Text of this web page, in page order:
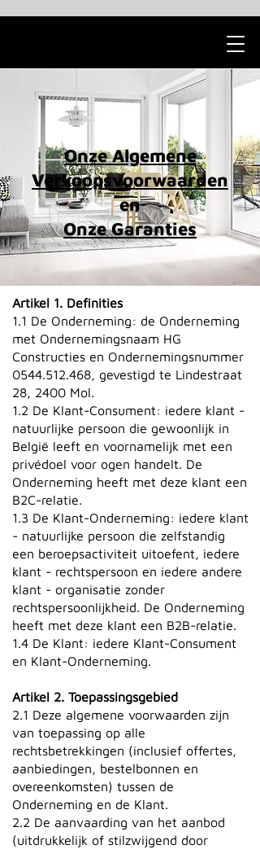
Onze Algemene
Verkoopsvoorwaarden
en
Onze Garanties
Artikel 1. Definities
1.1 De Onderneming: de Onderneming
met Ondernemingsnaam HG
Constructies en Ondernemingsnummer
0544.512.468, gevestigd te Lindestraat
28, 2400 Mol.
1.2 De Klant-Consument: iedere klant -
natuurlijke persoon die gewoonlijk in
België leeft en voornamelijk met een
privédoel voor ogen handelt. De
Onderneming heeft met deze klant een
B2C-relatie.
1.3 De Klant-Onderneming: iedere klant
- natuurlijke persoon die zelfstandig
een beroepsactiviteit uitoefent, iedere
klant - rechtspersoon en iedere andere
klant - organisatie zonder
rechtspersoonlijkheid. De Onderneming
heeft met deze klant een B2B-relatie.
1.4 De Klant: iedere Klant-Consument
en Klant-Onderneming.
Artikel 2. Toepassingsgebied
2.1 Deze algemene voorwaarden zijn
van toepassing op alle
rechtsbetrekkingen (inclusief offertes,
aanbiedingen, bestelbonnen en
overeenkomsten) tussen de
Onderneming en de Klant.
2.2 De aanvaarding van het aanbod
(uitdrukkelijk of stilzwijgend door